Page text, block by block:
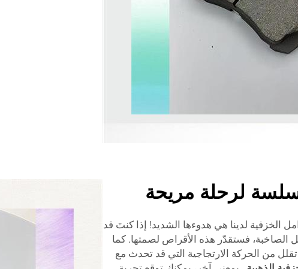
لرحلة مريحة
الخزفية لدينا هي هدوءها الشديد! إذا كنتَ قد
الصاخبة، فستقدّر هذه الأقراص لصمتها. كما
تقلل من الحركة الارتجاجية التي قد تحدث مع